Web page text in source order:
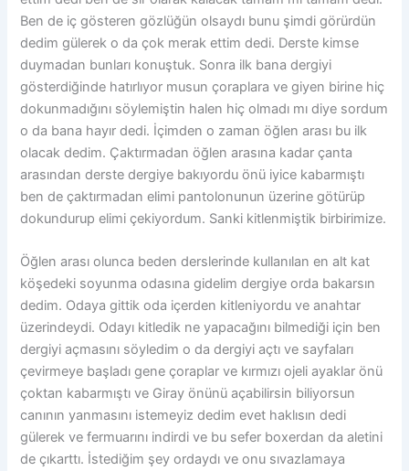
Ben de iç gösteren gözlüğün olsaydı bunu şimdi görürdün
dedim gülerek o da çok merak ettim dedi. Derste kimse
duymadan bunları konuştuk. Sonra ilk bana dergiyi
gösterdiğinde hatırlıyor musun çoraplara ve giyen birine hiç
dokunmadığını söylemiştin halen hiç olmadı mı diye sordum
o da bana hayır dedi. İçimden o zaman öğlen arası bu ilk
olacak dedim. Çaktırmadan öğlen arasına kadar çanta
arasından derste dergiye bakıyordu önü iyice kabarmıştı
ben de çaktırmadan elimi pantolonunun üzerine götürüp
dokundurup elimi çekiyordum. Sanki kitlenmiştik birbirimize.
Öğlen arası olunca beden derslerinde kullanılan en alt kat
köşedeki soyunma odasına gidelim dergiye orda bakarsın
dedim. Odaya gittik oda içerden kitleniyordu ve anahtar
üzerindeydi. Odayı kitledik ne yapacağını bilmediği için ben
dergiyi açmasını söyledim o da dergiyi açtı ve sayfaları
çevirmeye başladı gene çoraplar ve kırmızı ojeli ayaklar önü
çoktan kabarmıştı ve Giray önünü açabilirsin biliyorsun
canının yanmasını istemeyiz dedim evet haklısın dedi
gülerek ve fermuarını indirdi ve bu sefer boxerdan da aletini
de çıkarttı. İstediğim şey ordaydı ve onu sıvazlamaya